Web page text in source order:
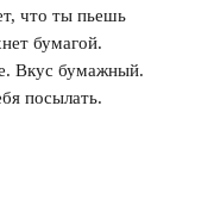
что ты пьешь
бумагой.
Вкус бумажный.
посылать.